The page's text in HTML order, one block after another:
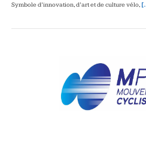
Symbole d’innovation, d’art et de culture vélo,